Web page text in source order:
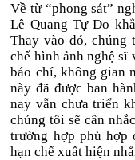
Về từ “phong sát”
Lê Quang Tự Do
Thay vào đó, chúng
chế hình ảnh nghệ sĩ
báo chí, không gian
này đã được ban
nay vẫn chưa triển
chúng tôi sẽ cân
trường hợp phù hợp
hạn chế xuất hiện